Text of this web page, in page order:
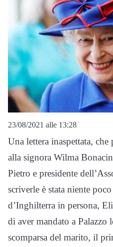
23/08/2021 alle 13:28
Una lettera inaspettata,
alla signora Wilma
Pietro e presidente
scriverle è stata niente
d’Inghilterra in persona,
di aver mandato a Palazzo
scomparsa del marito, il